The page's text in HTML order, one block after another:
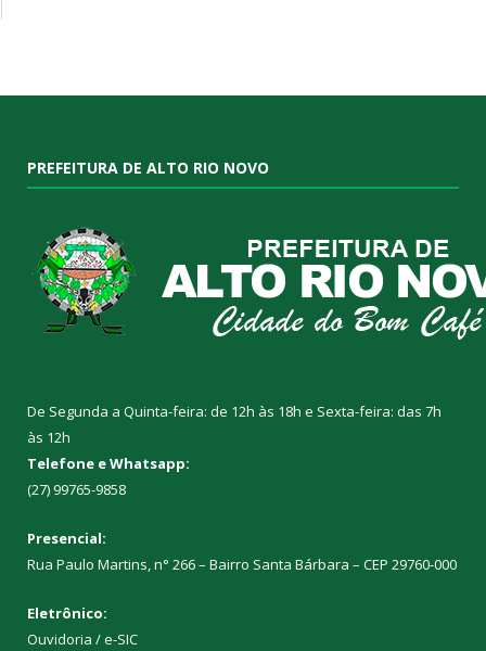
PREFEITURA DE ALTO RIO NOVO
De Segunda a Quinta-feira: de 12h às 18h e Sexta-feira: das 7h
às 12h
Telefone e Whatsapp:
(27) 99765-9858
Presencial:
Rua Paulo Martins, n° 266 – Bairro Santa Bárbara – CEP 29760-000
Eletrônico:
Ouvidoria /e-SIC